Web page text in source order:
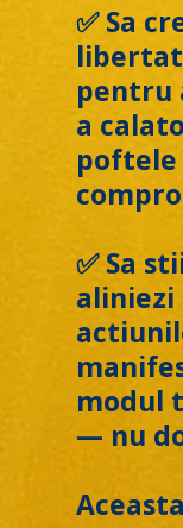
✅ Sa
pentru
a
✅ Sa
aliniezi
modul
— nu